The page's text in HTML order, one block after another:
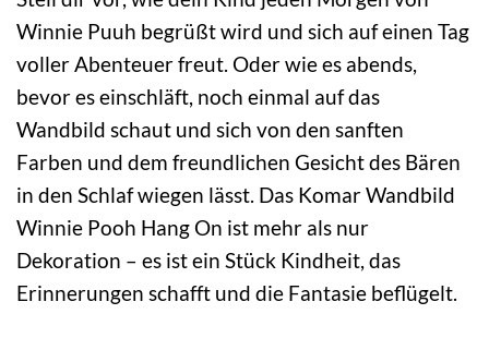
Winnie Puuh begrüßt wird und sich auf einen Tag
voller Abenteuer freut. Oder wie es abends,
bevor es einschläft, noch einmal auf das
Wandbild schaut und sich von den sanften
Farben und dem freundlichen Gesicht des Bären
in den Schlaf wiegen lässt. Das Komar Wandbild
Winnie Pooh Hang On ist mehr als nur
Dekoration – es ist ein Stück Kindheit, das
Erinnerungen schafft und die Fantasie beflügelt.